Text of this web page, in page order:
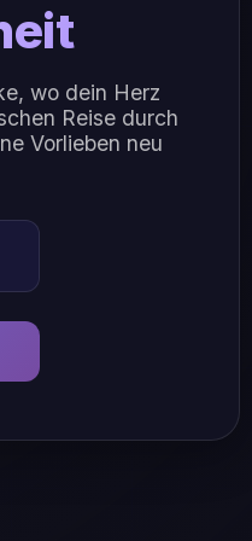
wo dein Herz
Reise durch
Vorlieben neu